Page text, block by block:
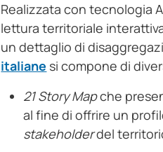
Realizzata con tecnologia
lettura territoriale
un dettaglio di
italiane si compone di
21 Story Mapche
al fine di offrire un
stakeholderdel